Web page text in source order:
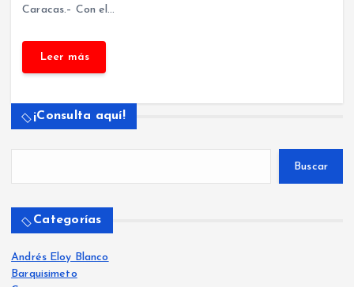
Caracas.– Con el…
¡Consulta aquí!
Buscar
Categorías
Andrés Eloy Blanco
Barquisimeto